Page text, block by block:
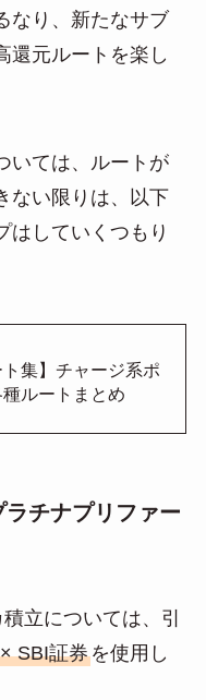
なり、新たなサブ
還元ルートを楽し
いては、ルートが
ない限りは、以下
はしていくつもり
ト集】チャージ系ポ
ルートまとめ
チナプリファー
立については、引
SBI証券を使用し